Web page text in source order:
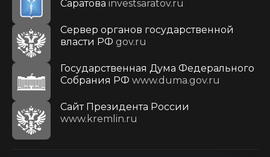
Саратова investsaratov.ru
Сервер органов государственной
власти РФ gov.ru
Государственная Дума Федерального
Собрания РФ www.duma.gov.ru
Cайт Президента России
www.kremlin.ru